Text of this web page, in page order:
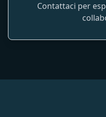
Contattaci per